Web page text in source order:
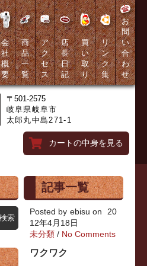
会
社
概
要
商
品
一
覧
ア
ク
セ
ス
店
長
日
記
買
い
取
り
リ
ン
ク
集
お
問
い
合
わ
せ
〒501-2575
岐阜県岐阜市
太郎丸中島271-1
カートの中身を見る
記事一覧
Posted by ebisu on
20
12年4月18日
未分類 / No Comments
ワクワク